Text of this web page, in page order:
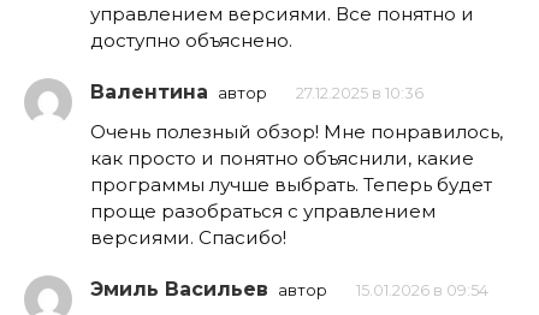
управлением версиями. Все понятно и
доступно объяснено.
Валентина автор 27.12.2025 в 10:36
Очень полезный обзор! Мне понравилось,
как просто и понятно объяснили, какие
программы лучше выбрать. Теперь будет
проще разобраться с управлением
версиями. Спасибо!
Эмиль Васильев автор 15.01.2026 в 09:54